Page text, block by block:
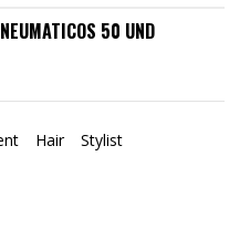
50 UND
Hair Stylist